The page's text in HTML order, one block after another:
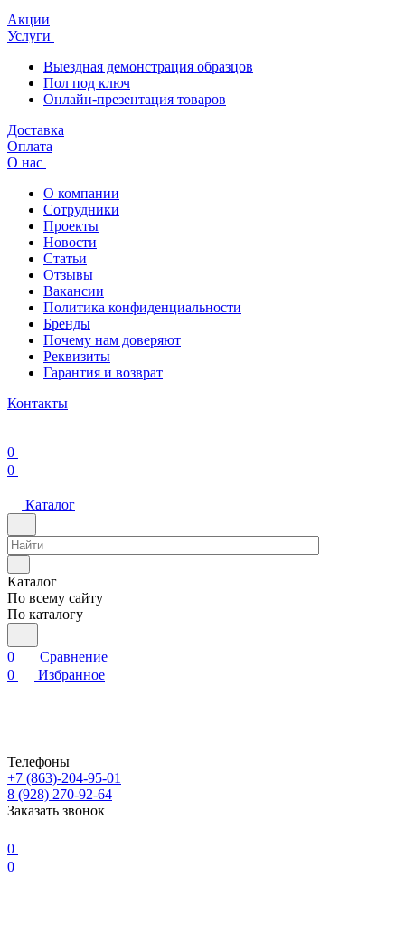
Акции
Услуги
Выездная демонстрация образцов
Пол под ключ
Онлайн-презентация товаров
Доставка
Оплата
О нас
О компании
Сотрудники
Проекты
Новости
Статьи
Отзывы
Вакансии
Политика конфиденциальности
Бренды
Почему нам доверяют
Реквизиты
Гарантия и возврат
Контакты
0
0
Каталог
Каталог
По всему сайту
По каталогу
0
Сравнение
0
Избранное
Телефоны
+7 (863)-204-95-01
8 (928) 270-92-64
Заказать звонок
0
0